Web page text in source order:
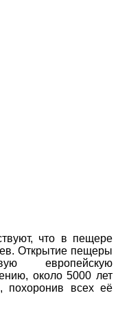
что в пещере
Открытие пещеры
европейскую
около 5000 лет
похоронив всех её